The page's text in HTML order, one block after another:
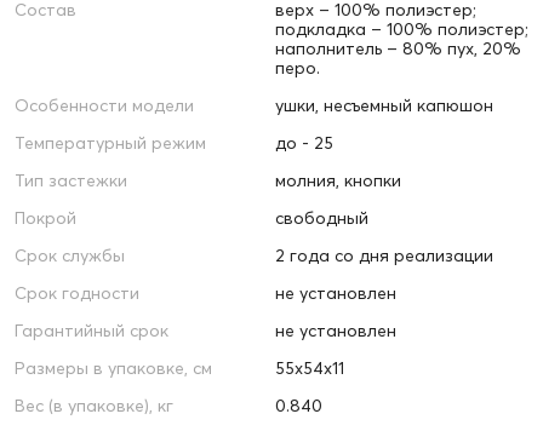
Состав
верх – 100% полиэстер;
подкладка – 100% полиэстер;
наполнитель – 80% пух, 20%
перо.
Особенности модели
ушки, несъемный капюшон
Температурный режим
до - 25
Тип застежки
молния, кнопки
Покрой
свободный
Срок службы
2 года со дня реализации
Срок годности
не установлен
Гарантийный срок
не установлен
Размеры в упаковке, см
55х54х11
Вес (в упаковке), кг
0.840